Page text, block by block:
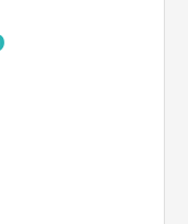
do tří typů a
včetně míst
si nechtějí
pro
ve dvou